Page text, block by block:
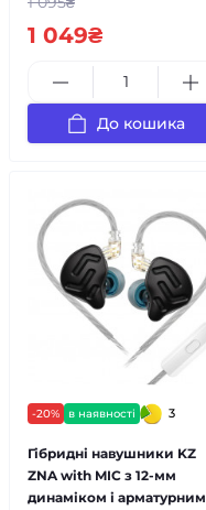
1 049₴
До кошика
-20% в наявності 3
Гібридні навушники KZ
ZNA with MIC з 12-мм
динаміком і арматурним